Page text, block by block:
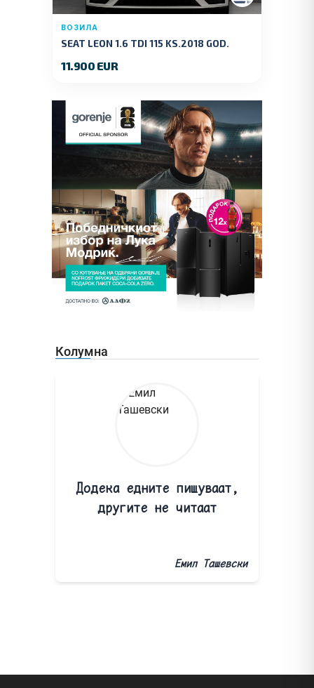
ВОЗИЛА
SEAT LEON 1.6 TDI 115 KS.2018 GOD.
11.900 EUR
Колумна
Додека едните пишуваат,
другите не читаат
Емил Ташевски